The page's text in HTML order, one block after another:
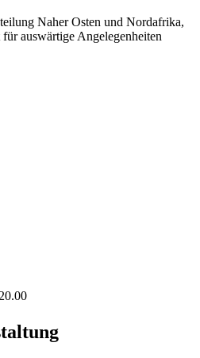
Naher Osten und Nordafrika,
auswärtige Angelegenheiten